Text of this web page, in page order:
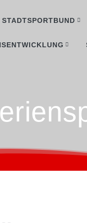
STADTSPORTBUND